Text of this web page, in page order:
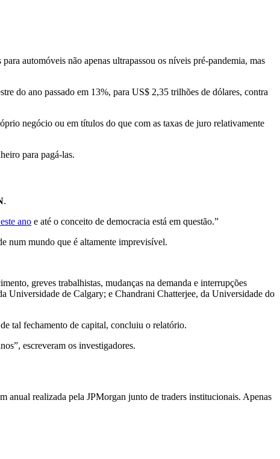
automóveis não apenas ultrapassou os níveis pré-pandemia, mas
do ano passado em 13%, para US$ 2,35 trilhões de dólares, contra
negócio ou em títulos do que com as taxas de juro relativamente
para pagá-las.
.
ano e até o conceito de democracia está em questão.”
num mundo que é altamente imprevisível.
greves trabalhistas, mudanças na demanda e interrupções
Universidade de Calgary; e Chandrani Chatterjee, da Universidade do
tal fechamento de capital, concluiu o relatório.
escreveram os investigadores.
anual realizada pela JPMorgan junto de traders institucionais. Apenas